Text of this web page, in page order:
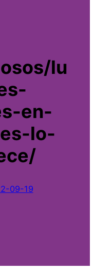
lu
en-
lo-
09-19